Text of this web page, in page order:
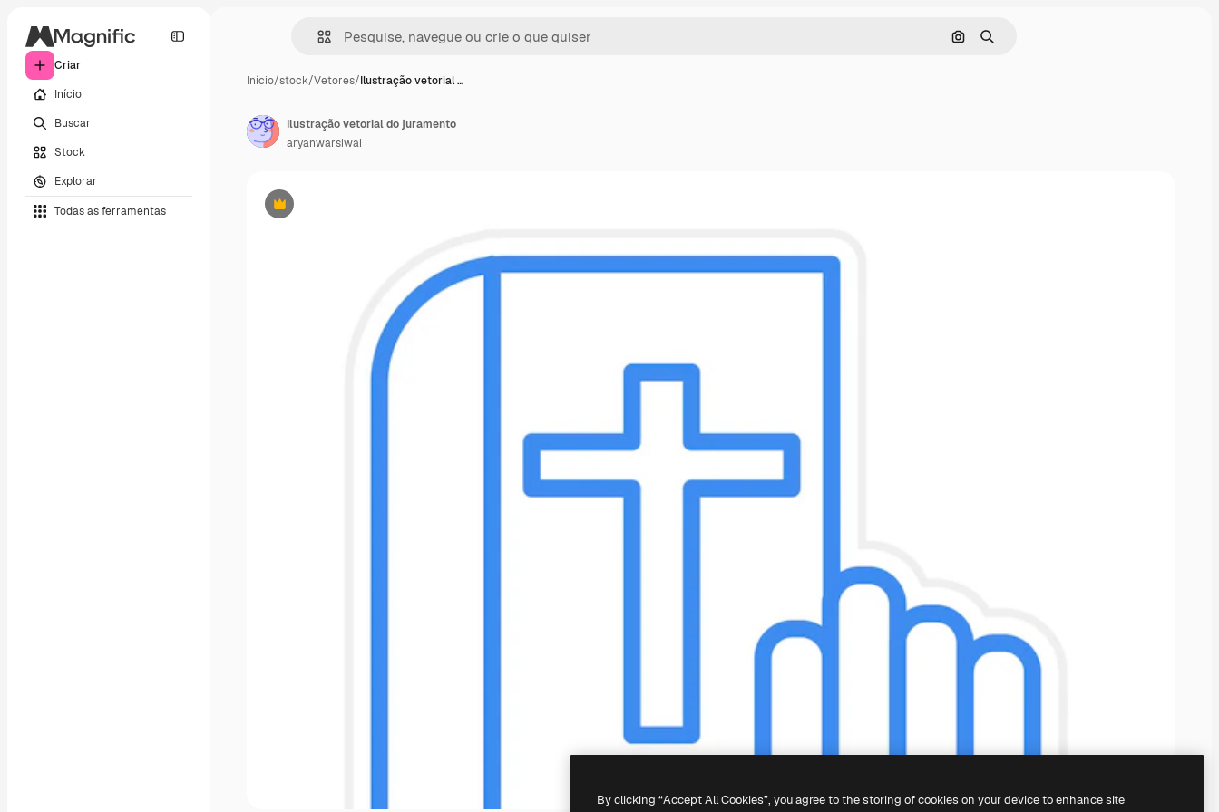
Criar
Início
Buscar
Stock
Explorar
Todas as ferramentas
Pesquisar por imagem
Buscar
Início/stock/Vetores/Ilustração vetorial …
Premium
Ilustração vetorial do juramento
aryanwarsiwai
By clicking “Accept All Cookies”, you agree to the storing of cookies on your device to enhance site